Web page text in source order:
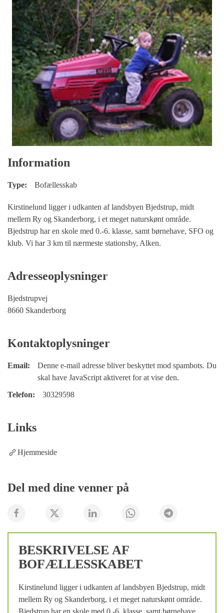
Information
Type: Bofællesskab
Kirstinelund ligger i udkanten af landsbyen Bjedstrup, midt
mellem Ry og Skanderborg, i et meget naturskønt område.
Bjedstrup har en skole med 0.-6. klasse, samt børnehave, SFO og
klub. Vi har 3 km til nærmeste stationsby, Alken.
Adresseoplysninger
Bjedstrupvej
8660 Skanderborg
Kontaktoplysninger
Email:
Denne e-mail adresse bliver beskyttet mod spambots. Du
skal have JavaScript aktiveret for at vise den.
Telefon:
30329598
Links
Hjemmeside
Del med dine venner på
BESKRIVELSE AF
BOFÆLLESSKABET
Kirstinelund ligger i udkanten af landsbyen Bjedstrup, midt
mellem Ry og Skanderborg, i et meget naturskønt område.
Bjedstrup har en skole med 0.-6. klasse, samt børnehave,